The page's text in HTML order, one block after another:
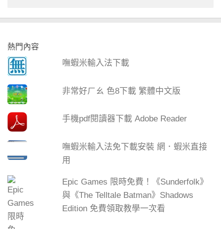
熱門內容
嘸蝦米輸入法下載
非常好ㄏㄠ 色8下載 繁體中文版
手機pdf閱讀器下載 Adobe Reader
嘸蝦米輸入法免下載安裝 網．蝦米直接
用
Epic Games 限時免費！《Sunderfolk》
與《The Telltale Batman》Shadows
Edition 免費領取教學一次看